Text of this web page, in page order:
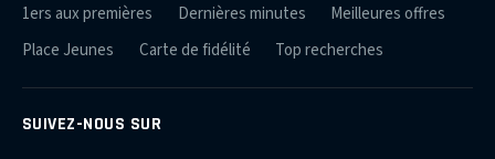
1ers aux premières Dernières minutes
Meilleures offres
Place Jeunes
Carte de fidélité Top recherches
SUIVEZ-NOUS SUR